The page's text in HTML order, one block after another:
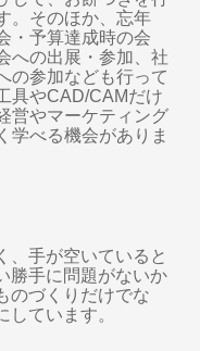
。そのほか、忘年
・予算達成時の会
への出展・参加、社
の参加なども行って
具やCAD/CAMだけ
営やマーケティング
学べる機会がありま
、手が空いていると
勝手に問題がないか
のづくりだけでな
しています。